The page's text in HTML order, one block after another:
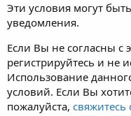
Эти условия могут
уведомления.
Если Вы не согласны с
регистрируйтесь и не
Использование
условий. Если Вы
пожалуйста, свяжитесь